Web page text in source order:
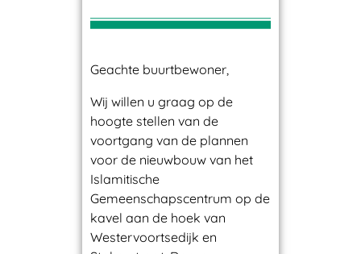
o
m
a
Geachte buurtbewoner,
Wij willen u graag op de
hoogte stellen van de
voortgang van de plannen
voor de nieuwbouw van het
Islamitische
Gemeenschapscentrum op de
kavel aan de hoek van
Westervoortsedijk en